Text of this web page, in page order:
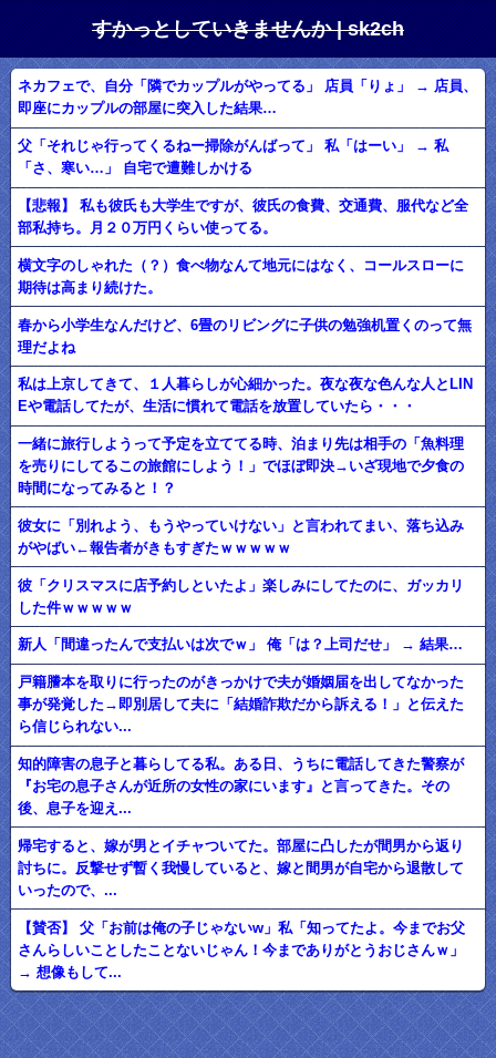
すかっとしていきませんか | sk2ch
ネカフェで、自分「隣でカップルがやってる」 店員「りょ」 → 店員、
即座にカップルの部屋に突入した結果…
父「それじゃ行ってくるねー掃除がんばって」 私「はーい」 → 私
「さ、寒い…」 自宅で遭難しかける
【悲報】 私も彼氏も大学生ですが、彼氏の食費、交通費、服代など全
部私持ち。月２０万円くらい使ってる。
横文字のしゃれた（？）食べ物なんて地元にはなく、コールスローに
期待は高まり続けた。
春から小学生なんだけど、6畳のリビングに子供の勉強机置くのって無
理だよね
私は上京してきて、１人暮らしが心細かった。夜な夜な色んな人とLIN
Eや電話してたが、生活に慣れて電話を放置していたら・・・
一緒に旅行しようって予定を立ててる時、泊まり先は相手の「魚料理
を売りにしてるこの旅館にしよう！」でほぼ即決→いざ現地で夕食の
時間になってみると！？
彼女に「別れよう、もうやっていけない」と言われてまい、落ち込み
がやばい←報告者がきもすぎたｗｗｗｗｗ
彼「クリスマスに店予約しといたよ」楽しみにしてたのに、ガッカリ
した件ｗｗｗｗｗ
新人「間違ったんで支払いは次でｗ」 俺「は？上司だせ」 → 結果…
戸籍謄本を取りに行ったのがきっかけで夫が婚姻届を出してなかった
事が発覚した→即別居して夫に「結婚詐欺だから訴える！」と伝えた
ら信じられない...
知的障害の息子と暮らしてる私。ある日、うちに電話してきた警察が
『お宅の息子さんが近所の女性の家にいます』と言ってきた。その
後、息子を迎え...
帰宅すると、嫁が男とイチャついてた。部屋に凸したが間男から返り
討ちに。反撃せず暫く我慢していると、嫁と間男が自宅から退散して
いったので、...
【賛否】 父「お前は俺の子じゃないw」私「知ってたよ。今までお父
さんらしいことしたことないじゃん！今までありがとうおじさんｗ」
→ 想像もして...